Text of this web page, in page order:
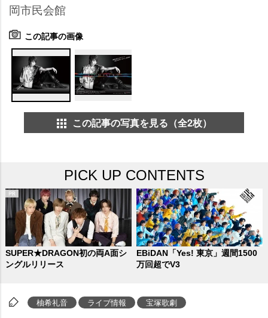
岡市民会館
この記事の画像
この記事の写真を見る（全2枚）
PICK UP CONTENTS
SUPER★DRAGON初の両A面シ
ングルリリース
EBiDAN「Yes! 東京」週間1500
万回超でV3
柚希礼音 ライブ情報 宝塚歌劇